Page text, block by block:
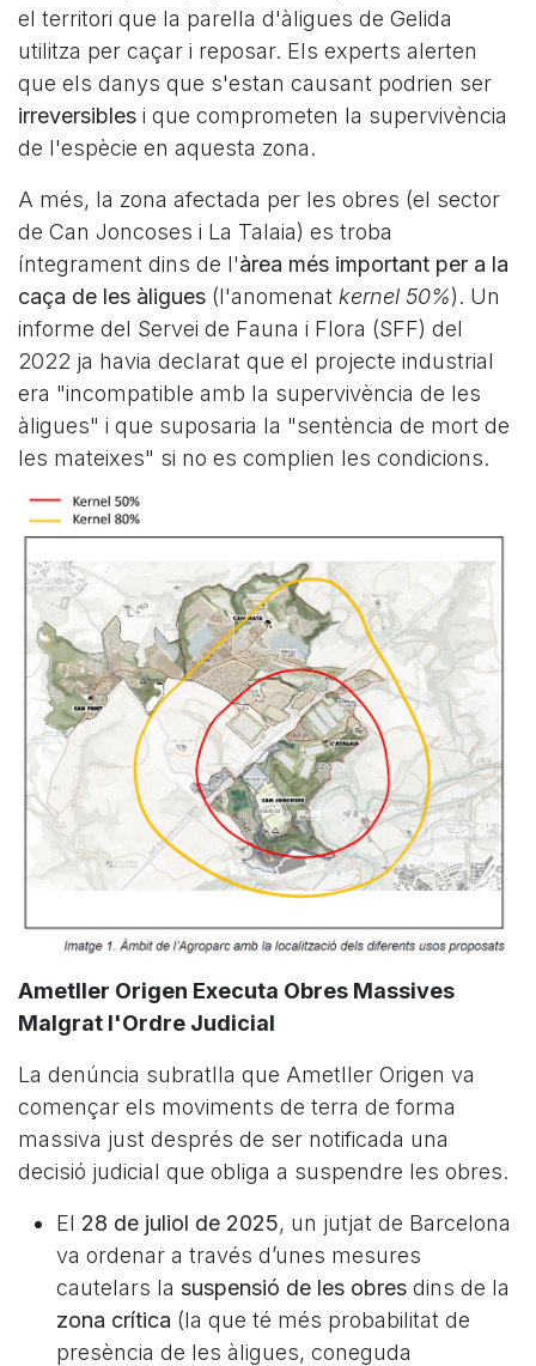
el territori que la parella d'àligues de Gelida
utilitza per caçar i reposar. Els experts alerten
que els danys que s'estan causant podrien ser
irreversibles i que comprometen la supervivència
de l'espècie en aquesta zona.
A més, la zona afectada per les obres (el sector
de Can Joncoses i La Talaia) es troba
íntegrament dins de l'àrea més important per a la
caça de les àligues (l'anomenat kernel 50%). Un
informe del Servei de Fauna i Flora (SFF) del
2022 ja havia declarat que el projecte industrial
era "incompatible amb la supervivència de les
àligues" i que suposaria la "sentència de mort de
les mateixes" si no es complien les condicions.
Ametller Origen Executa Obres Massives
Malgrat l'Ordre Judicial
La denúncia subratlla que Ametller Origen va
començar els moviments de terra de forma
massiva just després de ser notificada una
decisió judicial que obliga a suspendre les obres.
El 28 de juliol de 2025, un jutjat de Barcelona
va ordenar a través d’unes mesures
cautelars la suspensió de les obres dins de la
zona crítica (la que té més probabilitat de
presència de les àligues, coneguda